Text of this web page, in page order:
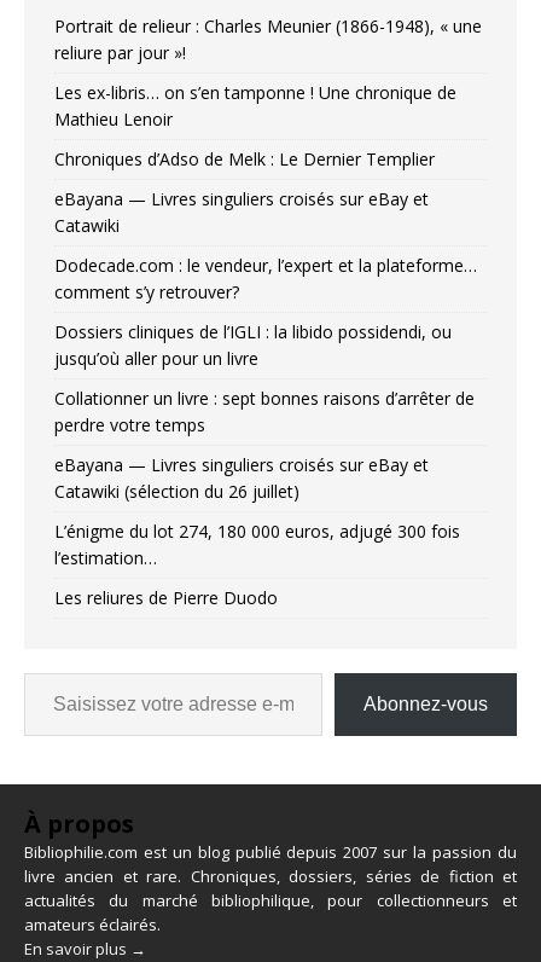
Portrait de relieur : Charles Meunier (1866-1948), « une
reliure par jour »!
Les ex-libris… on s’en tamponne ! Une chronique de
Mathieu Lenoir
Chroniques d’Adso de Melk : Le Dernier Templier
eBayana — Livres singuliers croisés sur eBay et
Catawiki
Dodecade.com : le vendeur, l’expert et la plateforme…
comment s’y retrouver?
Dossiers cliniques de l’IGLI : la libido possidendi, ou
jusqu’où aller pour un livre
Collationner un livre : sept bonnes raisons d’arrêter de
perdre votre temps
eBayana — Livres singuliers croisés sur eBay et
Catawiki (sélection du 26 juillet)
L’énigme du lot 274, 180 000 euros, adjugé 300 fois
l’estimation…
Les reliures de Pierre Duodo
Abonnez-vous
À propos
Bibliophilie.com est un blog publié depuis 2007 sur la passion du
livre ancien et rare. Chroniques, dossiers, séries de fiction et
actualités du marché bibliophilique, pour collectionneurs et
amateurs éclairés.
En savoir plus →